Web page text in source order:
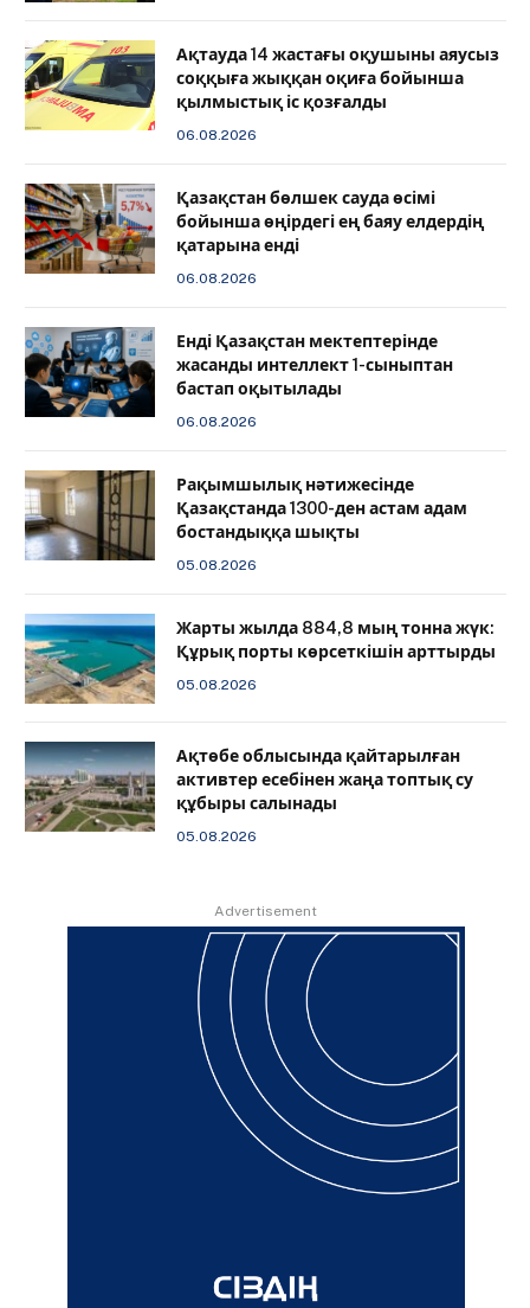
Ақтауда 14 жастағы оқушыны аяусыз
соққыға жыққан оқиға бойынша
қылмыстық іс қозғалды
06.08.2026
Қазақстан бөлшек сауда өсімі
бойынша өңірдегі ең баяу елдердің
қатарына енді
06.08.2026
️Енді Қазақстан мектептерінде
жасанды интеллект 1-сыныптан
бастап оқытылады
06.08.2026
Рақымшылық нәтижесінде
Қазақстанда 1300-ден астам адам
бостандыққа шықты
05.08.2026
Жарты жылда 884,8 мың тонна жүк:
Құрық порты көрсеткішін арттырды
05.08.2026
Ақтөбе облысында қайтарылған
активтер есебінен жаңа топтық су
құбыры салынады
05.08.2026
Advertisement